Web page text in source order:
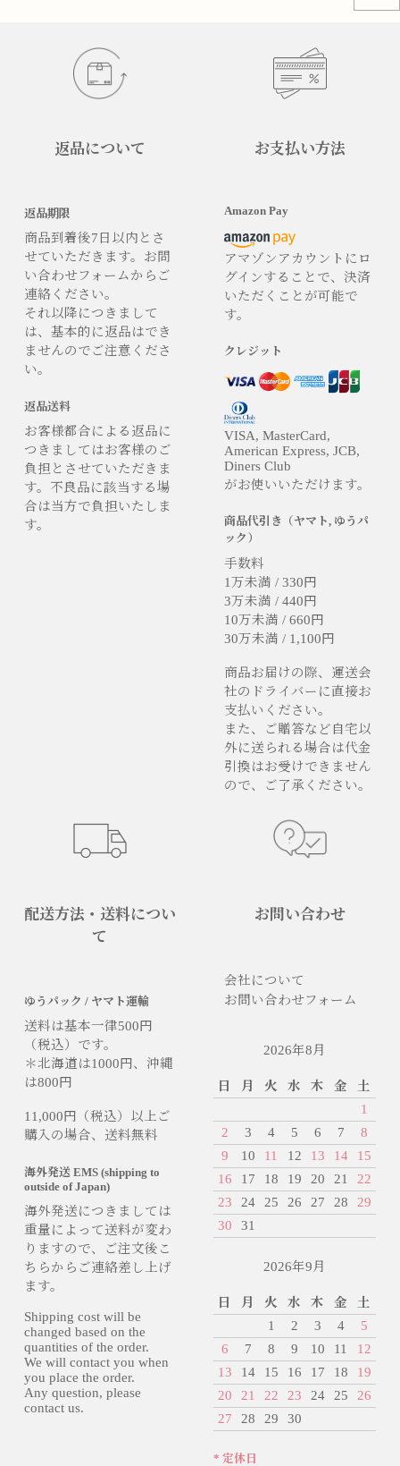
返品について
返品期限
商品到着後7日以内とさ
せていただきます。お問
い合わせフォームからご
連絡ください。
それ以降につきまして
は、基本的に返品はでき
ませんのでご注意くださ
い。
返品送料
お客様都合による返品に
つきましてはお客様のご
負担とさせていただきま
す。不良品に該当する場
合は当方で負担いたしま
す。
お支払い方法
Amazon Pay
アマゾンアカウントにロ
グインすることで、決済
いただくことが可能で
す。
クレジット
VISA, MasterCard,
American Express, JCB,
Diners Club
がお使いいただけます。
商品代引き（ヤマト, ゆうパ
ック）
手数料
1万未満 / 330円
3万未満 / 440円
10万未満 / 660円
30万未満 / 1,100円
商品お届けの際、運送会
社のドライバーに直接お
支払いください。
また、ご贈答など自宅以
外に送られる場合は代金
引換はお受けできません
ので、ご了承ください。
配送方法・送料につい
て
ゆうパック / ヤマト運輸
送料は基本一律500円
（税込）です。
＊北海道は1000円、沖縄
は800円
11,000円（税込）以上ご
購入の場合、送料無料
海外発送 EMS (shipping to
outside of Japan)
海外発送につきましては
重量によって送料が変わ
りますので、ご注文後こ
ちらからご連絡差し上げ
ます。
Shipping cost will be
changed based on the
quantities of the order.
We will contact you when
you place the order.
Any question, please
contact us.
お問い合わせ
会社について
お問い合わせフォーム
2026年8月
日 月 火 水 木 金
土
1
2
3 4 5 6 7
8
9
10 11 12 13 14
15
16
17 18 19 20 21
22
23
24 25 26 27 28
29
30
31
2026年9月
日 月 火 水 木 金
土
1
2 3 4
5
6
7 8 9 10 11
12
13
14 15 16 17 18
19
20
21 22 23 24 25
26
27
28 29 30
* 定休日